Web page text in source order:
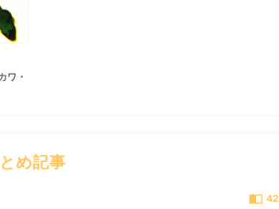
ワ・
め記事
import_contacts